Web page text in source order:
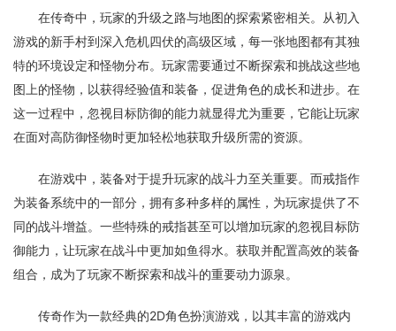
在传奇中，玩家的升级之路与地图的探索紧密相关。从初入
游戏的新手村到深入危机四伏的高级区域，每一张地图都有其独
特的环境设定和怪物分布。玩家需要通过不断探索和挑战这些地
图上的怪物，以获得经验值和装备，促进角色的成长和进步。在
这一过程中，忽视目标防御的能力就显得尤为重要，它能让玩家
在面对高防御怪物时更加轻松地获取升级所需的资源。
在游戏中，装备对于提升玩家的战斗力至关重要。而戒指作
为装备系统中的一部分，拥有多种多样的属性，为玩家提供了不
同的战斗增益。一些特殊的戒指甚至可以增加玩家的忽视目标防
御能力，让玩家在战斗中更加如鱼得水。获取并配置高效的装备
组合，成为了玩家不断探索和战斗的重要动力源泉。
传奇作为一款经典的2D角色扮演游戏，以其丰富的游戏内